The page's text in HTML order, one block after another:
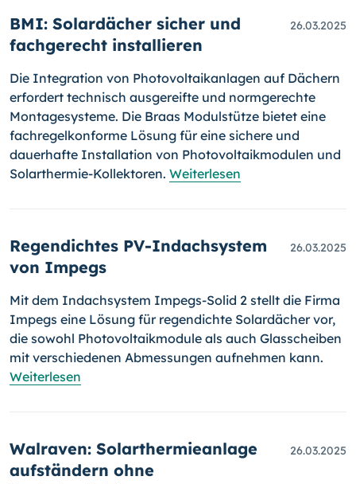
BMI: Solardächer sicher und
fachgerecht installieren
26.03.2025
Die Integration von Photovoltaikanlagen auf Dächern
erfordert technisch ausgereifte und normgerechte
Montagesysteme. Die Braas Modulstütze bietet eine
fachregelkonforme Lösung für eine sichere und
dauerhafte Installation von Photovoltaikmodulen und
Solarthermie-Kollektoren. Weiterlesen
Regendichtes PV-Indachsystem
von Impegs
26.03.2025
Mit dem Indachsystem Impegs-Solid 2 stellt die Firma
Impegs eine Lösung für regendichte Solardächer vor,
die sowohl Photovoltaikmodule als auch Glasscheiben
mit verschiedenen Abmessungen aufnehmen kann.
Weiterlesen
Walraven: Solarthermieanlage
aufständern ohne
26.03.2025